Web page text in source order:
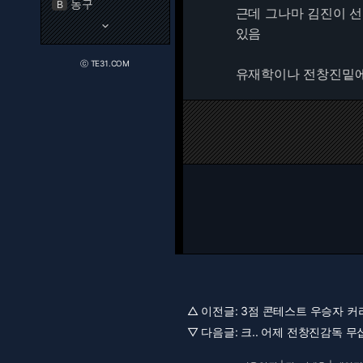
B 농구
keyboard_arrow_down
ⓒ TE31.COM
근데 그나마 김진이
있음
유재학이나 전창진밑
△ 이전글: 3점 콘테스트 우승자 커
▽ 다음글: 크.. 어제 전창진감독 무